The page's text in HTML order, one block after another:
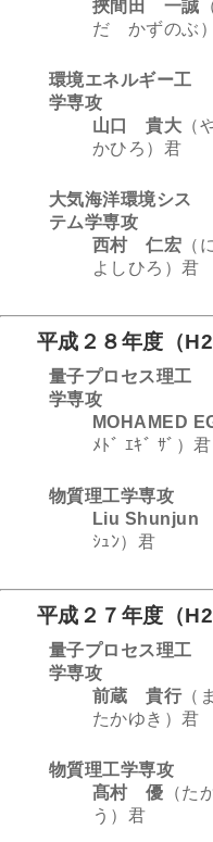
挾間田 一誠
だ かずのぶ
環境エネルギー工
学専攻
山口 貴大 （
かひろ）君
大気海洋環境シス
テム学専攻
西村 仁宏 （
よしひろ）君
平成２８年度（
量子プロセス理工
学専攻
MOHAMED
ﾒﾄﾞ ｴｷﾞ ｻﾞ）君
物質理工学専攻
Liu Shunjun
ｼｭﾝ）君
平成２７年度（
量子プロセス理工
学専攻
前蔵 貴行（
たかゆき）君
物質理工学専攻
髙村 優 （
う）君